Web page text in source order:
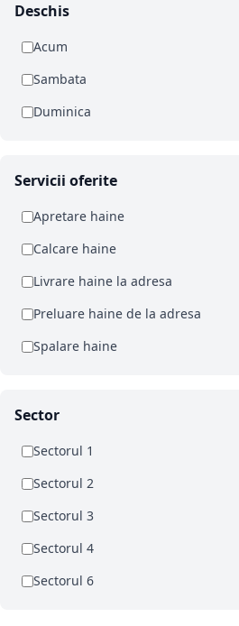
Deschis
Acum
Sambata
Duminica
Servicii oferite
Apretare haine
Calcare haine
Livrare haine la adresa
Preluare haine de la adresa
Spalare haine
Sector
Sectorul 1
Sectorul 2
Sectorul 3
Sectorul 4
Sectorul 6